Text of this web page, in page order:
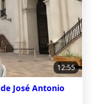
12:55
José Antonio